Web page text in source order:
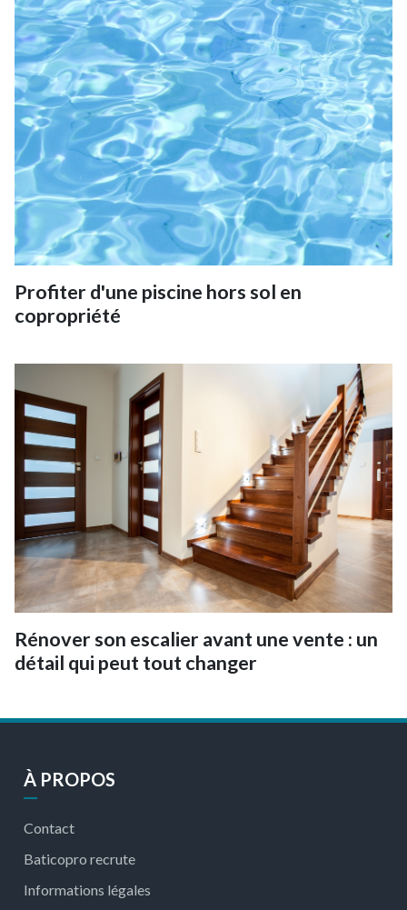
Profiter d'une piscine hors sol en
copropriété
Rénover son escalier avant une vente : un
détail qui peut tout changer
À PROPOS
Contact
Baticopro recrute
Informations légales